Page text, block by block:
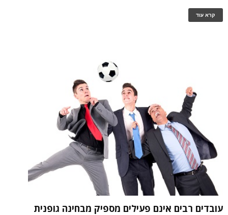
קרא עוד
עובדים רבים אינם פעילים מספיק מבחינה גופנית